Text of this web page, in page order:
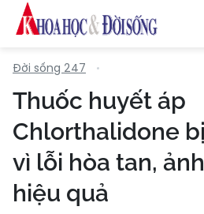
Đời sống 247
Thuốc huyết áp
Chlorthalidone
vì lỗi hòa tan,
hiệu quả